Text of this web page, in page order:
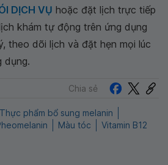
DỊCH VỤ hoặc đặt lịch trực tiếp
khám tự động trên ứng dụng
theo dõi lịch và đặt hẹn mọi lúc
dụng.
Chia sẻ
Thực phẩm bổ sung melanin
Màu tóc Vitamin B12